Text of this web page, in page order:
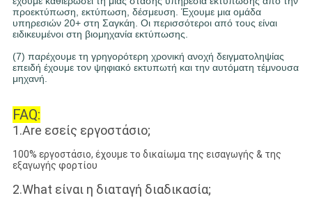
προεκτύπωση, εκτύπωση, δέσμευση. Έχουμε μια ομάδα
υπηρεσιών 20+ στη Σαγκάη. Οι περισσότεροι από τους είναι
ειδικευμένοι στη βιομηχανία εκτύπωσης.
(7) παρέχουμε τη γρηγορότερη χρονική ανοχή δειγματοληψίας
επειδή έχουμε τον ψηφιακό εκτυπωτή και την αυτόματη τέμνουσα
μηχανή.
FAQ:
1.Are εσείς εργοστάσιο;
100% εργοστάσιο, έχουμε το δικαίωμα της εισαγωγής & της
εξαγωγής φορτίου
2.What είναι η διαταγή διαδικασία;